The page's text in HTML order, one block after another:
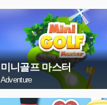
미니골프 마스터
Adventure